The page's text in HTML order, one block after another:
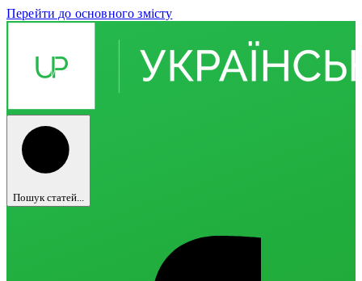
Перейти до основного змісту
Пошук статей...